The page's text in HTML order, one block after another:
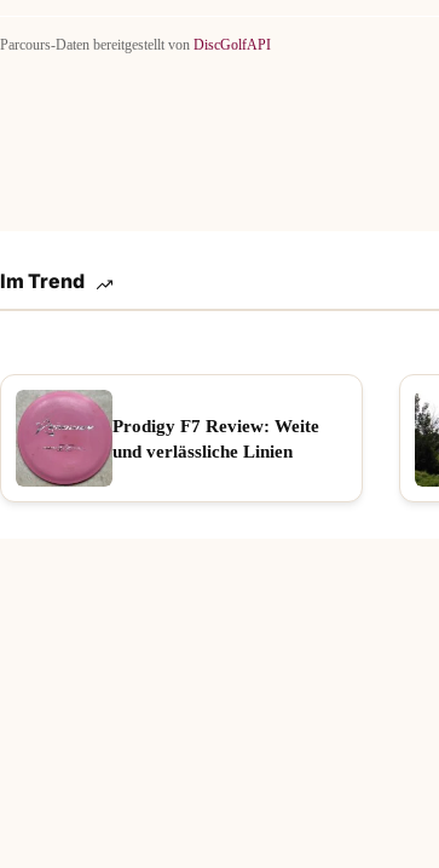
Parcours-Daten bereitgestellt von DiscGolfAPI
Im Trend
Prodigy F7 Review: Weite
und verlässliche Linien